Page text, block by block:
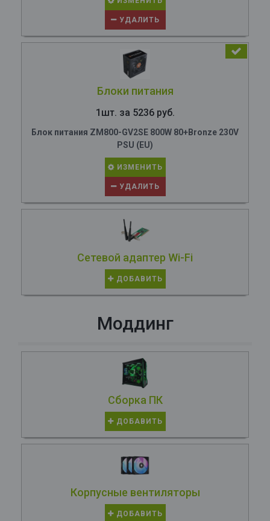
УДАЛИТЬ
Блоки питания
1шт. за 5236 руб.
Блок питания ZM800-GV2SE 800W 80+Bronze 230V
PSU (EU)
ИЗМЕНИТЬ
УДАЛИТЬ
Сетевой адаптер Wi-Fi
ДОБАВИТЬ
Моддинг
Сборка ПК
ДОБАВИТЬ
Корпусные вентиляторы
ДОБАВИТЬ